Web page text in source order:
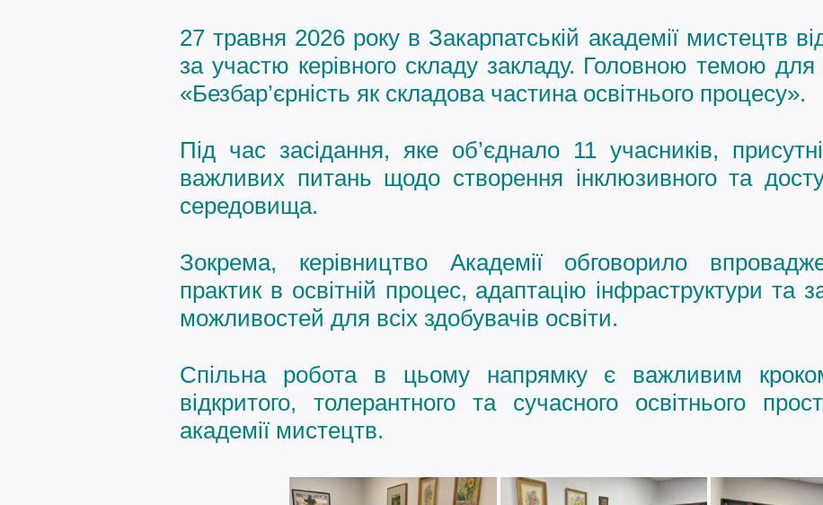
27 травня 2026 року в Закарпатській академії мистецтв
за участю керівного складу закладу. Головною темою для
«Безбар’єрність як складова частина освітнього процесу».
Під час засідання, яке об’єднало 11 учасників,
важливих питань щодо створення інклюзивного та
середовища.
Зокрема, керівництво Академії обговорило
практик в освітній процес, адаптацію інфраструктури та
можливостей для всіх здобувачів освіти.
Спільна робота в цьому напрямку є важливим
відкритого, толерантного та сучасного освітнього
академії мистецтв.